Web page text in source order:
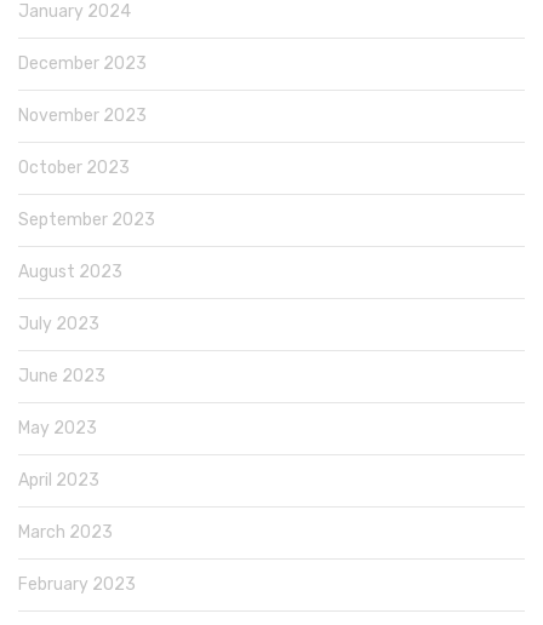
January 2024
December 2023
November 2023
October 2023
September 2023
August 2023
July 2023
June 2023
May 2023
April 2023
March 2023
February 2023